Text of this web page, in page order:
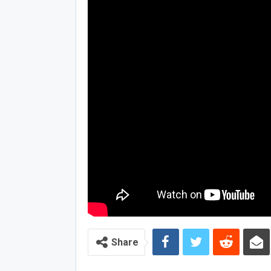
Share